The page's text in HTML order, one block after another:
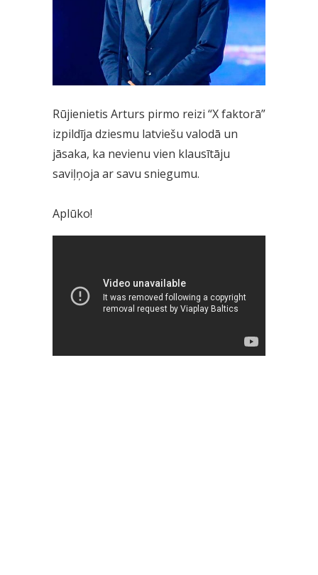
Rūjienietis Arturs pirmo reizi “X faktorā”
izpildīja dziesmu latviešu valodā un
jāsaka, ka nevienu vien klausītāju
saviļņoja ar savu sniegumu.
Aplūko!